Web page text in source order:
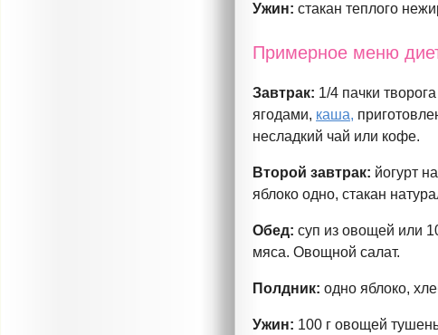
Ужин: стакан теплого
Примерное меню
Завтрак: 1/4 пачки
ягодами, каша,
несладкий чай или кофе.
Второй завтрак: йогурт
яблоко одно, стакан
Обед: суп из овощей или
мяса. Овощной салат.
Полдник: одно яблоко,
Ужин: 100 г овощей